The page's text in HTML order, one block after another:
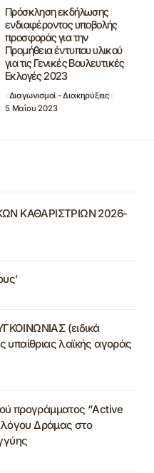
Πρόσκληση εκδήλωσης
ενδιαφέροντος υποβολής
προσφοράς για την
Προμήθεια έντυπου υλικού
για τις Γενικές Βουλευτικές
Εκλογές 2023
Διαγωνισμοί - Διακηρύξεις
5 Μαΐου 2023
ΚΑΘΑΡΙΣΤΡΙΩΝ 2026-
(ειδικά
υπαίθριας λαϊκής αγοράς
προγράμματος “Active
Δράμας στο